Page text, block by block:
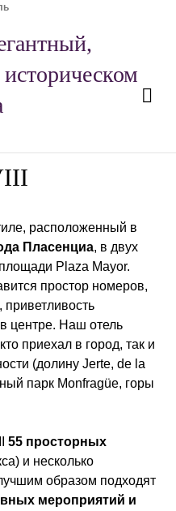
расположенный в
Пласенциа, в двух
Plaza Mayor.
простор номеров,
приветливость
центре. Наш отель
приехал в город, так и
(долину Jerte, de la
парк Monfragüe, горы
55 просторных
и несколько
образом подходят
мероприятий и